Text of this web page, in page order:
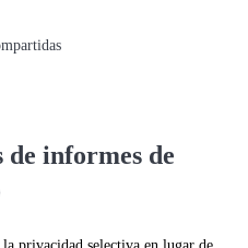
informes de